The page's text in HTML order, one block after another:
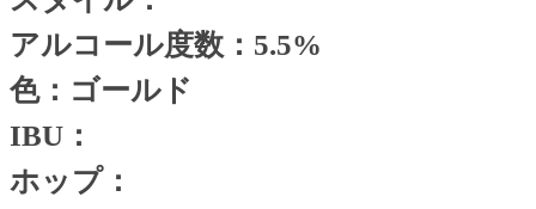
アルコール度数： 5.5%
色：ゴールド
IBU ：
ホップ：